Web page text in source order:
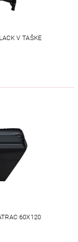
V TAŠKE
60X120